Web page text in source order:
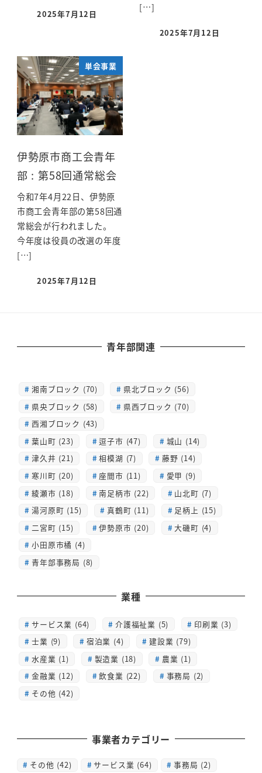
2025年7月12日
[…]
2025年7月12日
単会事業
伊勢原市商工会青年
部 : 第58回通常総会
令和7年4月22日、伊勢原
市商工会青年部の第58回通
常総会が行われました。
今年度は役員の改選の年度
[…]
2025年7月12日
青年部関連
湘南ブロック (70)
県北ブロック (56)
県央ブロック (58)
県西ブロック (70)
西湘ブロック (43)
葉山町 (23)
逗子市 (47)
城山 (14)
津久井 (21)
相模湖 (7)
藤野 (14)
寒川町 (20)
座間市 (11)
愛甲 (9)
綾瀬市 (18)
南足柄市 (22)
山北町 (7)
湯河原町 (15)
真鶴町 (11)
足柄上 (15)
二宮町 (15)
伊勢原市 (20)
大磯町 (4)
小田原市橘 (4)
青年部事務局 (8)
業種
サービス業 (64) 介護福祉業 (5)
印刷業 (3)
士業 (9)
宿泊業 (4)
建設業 (79)
水産業 (1)
製造業 (18)
農業 (1)
金融業 (12)
飲食業 (22)
事務局 (2)
その他 (42)
事業者カテゴリー
その他 (42) サービス業 (64) 事務局 (2)